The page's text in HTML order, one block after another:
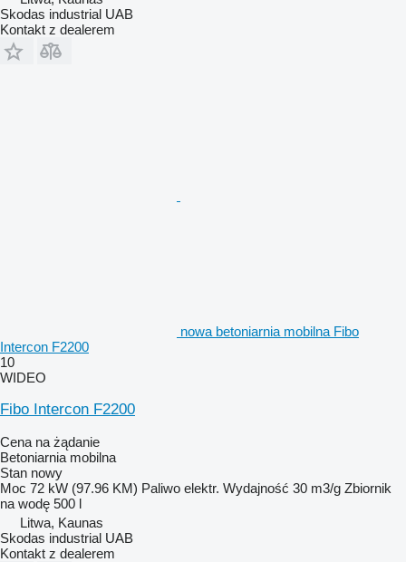
Skodas industrial UAB
Kontakt z dealerem
nowa betoniarnia mobilna Fibo
Intercon F2200
10
WIDEO
Fibo Intercon F2200
Cena na żądanie
Betoniarnia mobilna
Stan nowy
Moc 72 kW (97.96 KM) Paliwo elektr. Wydajność 30 m3/g Zbiornik
na wodę 500 l
Litwa, Kaunas
Skodas industrial UAB
Kontakt z dealerem